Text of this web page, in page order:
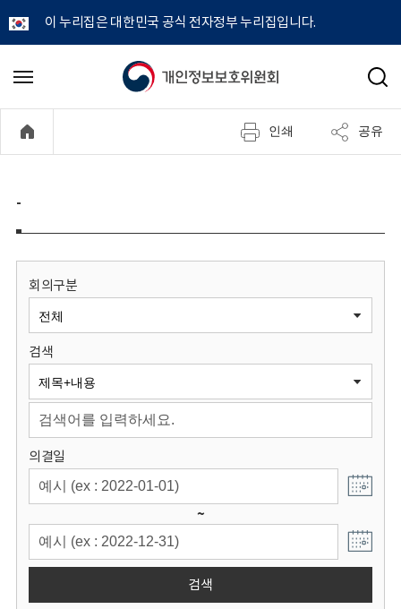
이 누리집은 대한민국 공식 전자정부 누리집입니다.
개
정
보
원
회
메
기
검
인쇄 공유
-
회의구분
검색
의결일
~
검색